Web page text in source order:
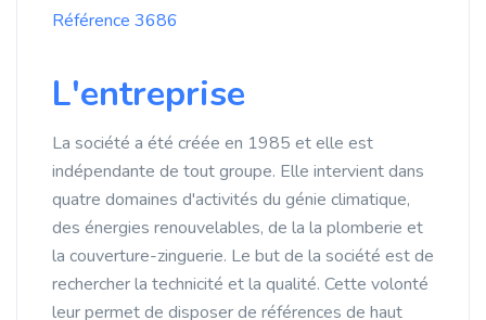
Référence 3686
L'entreprise
La société a été créée en 1985 et elle est
indépendante de tout groupe. Elle intervient dans
quatre domaines d'activités du génie climatique,
des énergies renouvelables, de la la plomberie et
la couverture-zinguerie. Le but de la société est de
rechercher la technicité et la qualité. Cette volonté
leur permet de disposer de références de haut